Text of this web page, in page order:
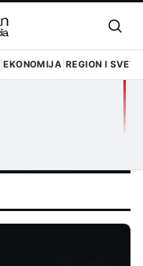
EKONOMIJA REGION I SVET